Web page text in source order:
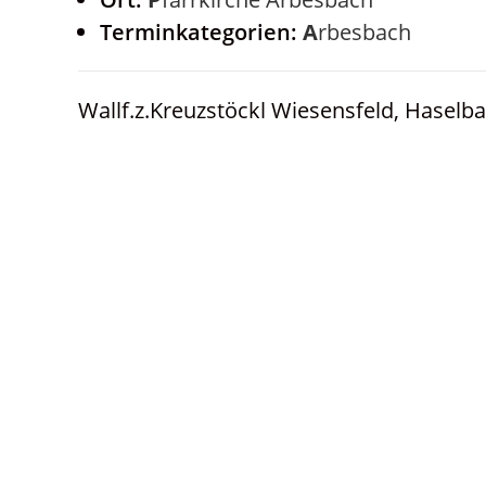
Terminkategorien:
Arbesbach
Wallf.z.Kreuzstöckl Wiesensfeld,